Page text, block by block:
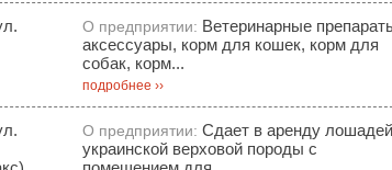
О предприятии: Ветеринарные
аксессуары, корм для кошек, корм для
собак, корм...
подробнее ››
О предприятии: Сдает в аренду лошадей
украинской верховой породы с